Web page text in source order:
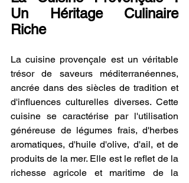
Un Héritage Culinaire
Riche
La cuisine provençale est un véritable
trésor de saveurs méditerranéennes,
ancrée dans des siècles de tradition et
d'influences culturelles diverses. Cette
cuisine se caractérise par l'utilisation
généreuse de légumes frais, d'herbes
aromatiques, d'huile d'olive, d'ail, et de
produits de la mer. Elle est le reflet de la
richesse agricole et maritime de la